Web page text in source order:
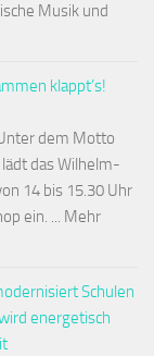
Musik und
klappt’s!
dem Motto
lädt das Wilhelm-
14 bis 15.30 Uhr
ein. ... Mehr
Schulen
energetisch